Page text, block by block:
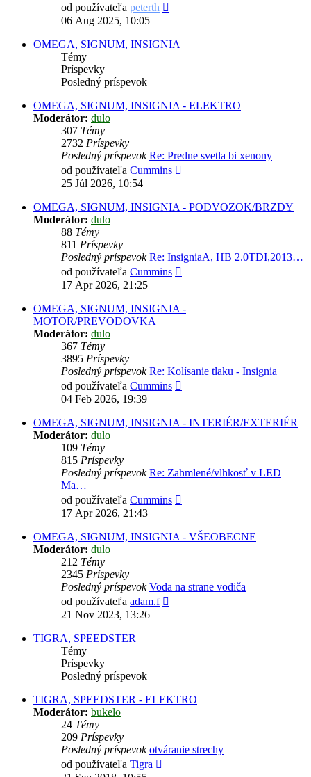
od používateľa peterth
06 Aug 2025, 10:05
OMEGA, SIGNUM, INSIGNIA
Témy
Príspevky
Posledný príspevok
OMEGA, SIGNUM, INSIGNIA - ELEKTRO
Moderátor: dulo
307 Témy
2732 Príspevky
Posledný príspevok Re: Predne svetla bi xenony
od používateľa Cummins
25 Júl 2026, 10:54
OMEGA, SIGNUM, INSIGNIA - PODVOZOK/BRZDY
Moderátor: dulo
88 Témy
811 Príspevky
Posledný príspevok Re: InsigniaA, HB 2.0TDI,2013…
od používateľa Cummins
17 Apr 2026, 21:25
OMEGA, SIGNUM, INSIGNIA -
MOTOR/PREVODOVKA
Moderátor: dulo
367 Témy
3895 Príspevky
Posledný príspevok Re: Kolísanie tlaku - Insignia
od používateľa Cummins
04 Feb 2026, 19:39
OMEGA, SIGNUM, INSIGNIA - INTERIÉR/EXTERIÉR
Moderátor: dulo
109 Témy
815 Príspevky
Posledný príspevok Re: Zahmlené/vlhkosť v LED
Ma…
od používateľa Cummins
17 Apr 2026, 21:43
OMEGA, SIGNUM, INSIGNIA - VŠEOBECNE
Moderátor: dulo
212 Témy
2345 Príspevky
Posledný príspevok Voda na strane vodiča
od používateľa adam.f
21 Nov 2023, 13:26
TIGRA, SPEEDSTER
Témy
Príspevky
Posledný príspevok
TIGRA, SPEEDSTER - ELEKTRO
Moderátor: bukelo
24 Témy
209 Príspevky
Posledný príspevok otváranie strechy
od používateľa Tigra